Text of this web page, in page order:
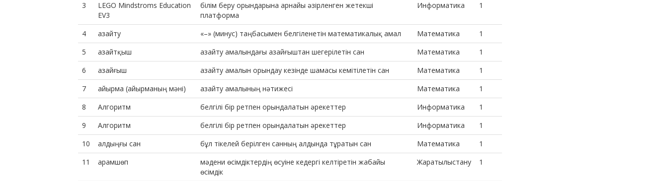
3
LEGO Mindstroms Education
EV3
білім беру орындарына арнайы әзірленген жетекші
платформа
Информатика 1
4 азайту «–» (минус) таңбасымен белгіленетін математикалық амал Математика
1
5
азайтқыш азайту амалындағы азайғыштан шегерілетін сан Математика
1
6
азайғыш азайту амалын орындау кезінде шамасы кемітілетін сан Математика
1
7
айырма (айырманың мәні) азайту амалының нәтижесі Математика
1
8
Алгоритм белгілі бір ретпен орындалатын әрекеттер Информатика
1
9
Алгоритм белгілі бір ретпен орындалатын әрекеттер Информатика
1
10
алдыңғы сан бұл тікелей берілген санның алдында тұратын сан Математика
1
11
арамшөп
мәдени өсімдіктердің өсуіне кедергі келтіретін жабайы
өсімдік
Жаратылыстану 1